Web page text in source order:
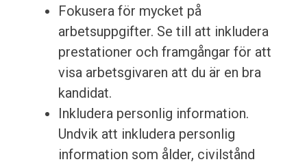
Fokusera för mycket på
arbetsuppgifter. Se till att inkludera
prestationer och framgångar för att
visa arbetsgivaren att du är en bra
kandidat.
Inkludera personlig information.
Undvik att inkludera personlig
information som ålder, civilstånd